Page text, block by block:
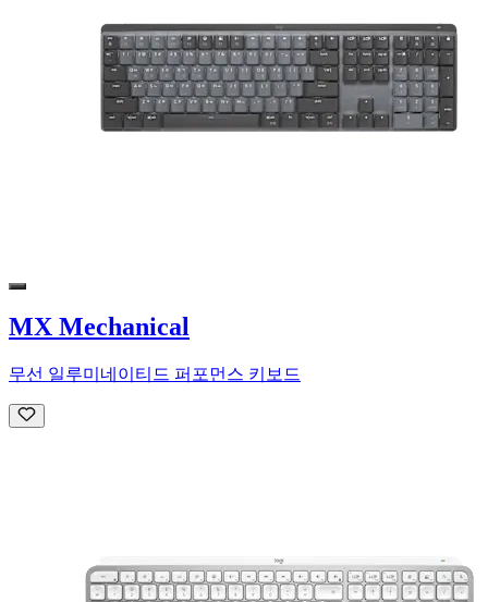
MX Mechanical
무선 일루미네이티드 퍼포먼스 키보드